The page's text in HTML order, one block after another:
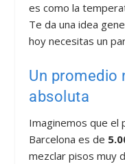
es como la
Te da una idea
hoy necesitas un
Un promedio
absoluta
Imaginemos que el
Barcelona es de
mezclar pisos muy